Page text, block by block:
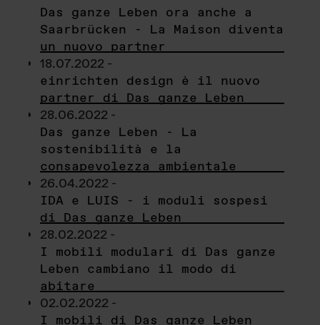
Das ganze Leben ora anche a
Saarbrücken - La Maison diventa
un nuovo partner
18.07.2022 -
einrichten design è il nuovo
partner di Das ganze Leben
28.06.2022 -
Das ganze Leben - La
sostenibilità e la
consapevolezza ambientale
26.04.2022 -
IDA e LUIS - i moduli sospesi
di Das ganze Leben
28.02.2022 -
I mobili modulari di Das ganze
Leben cambiano il modo di
abitare
02.02.2022 -
I mobili di Das ganze Leben